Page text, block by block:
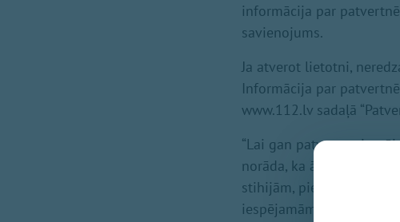
informācija par
savienojums.
Ja atverot lietotni,
Informācija par
www.112.lv sadaļā
“Lai gan patvertņu
norāda, ka ārkārtas
stihijām, piemēram,
iespējamām patvertnēm